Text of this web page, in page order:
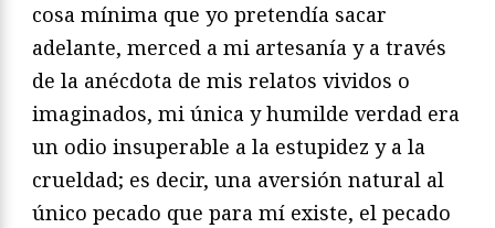
cosa mínima que yo pretendía sacar
adelante, merced a mi artesanía y a través
de la anécdota de mis relatos vividos o
imaginados, mi única y humilde verdad era
un odio insuperable a la estupidez y a la
crueldad; es decir, una aversión natural al
único pecado que para mí existe, el pecado